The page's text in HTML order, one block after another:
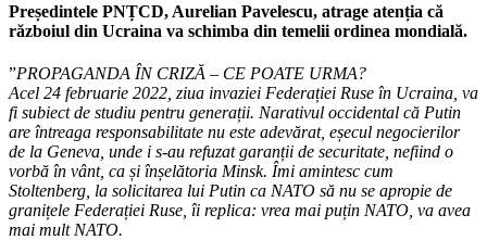
Președintele PNȚCD, Aurelian Pavelescu, atrage atenția că
războiul din Ucraina va schimba din temelii ordinea mondială.
”PROPAGANDA ÎN CRIZĂ – CE POATE URMA?
Acel 24 februarie 2022, ziua invaziei Federației Ruse în Ucraina, va
fi subiect de studiu pentru generații. Narativul occidental că Putin
are întreaga responsabilitate nu este adevărat, eșecul negocierilor
de la Geneva, unde i s-au refuzat garanții de securitate, nefiind o
vorbă în vânt, ca și înșelătoria Minsk. Îmi amintesc cum
Stoltenberg, la solicitarea lui Putin ca NATO să nu se apropie de
granițele Federației Ruse, îi replica: vrea mai puțin NATO, va avea
mai mult NATO.